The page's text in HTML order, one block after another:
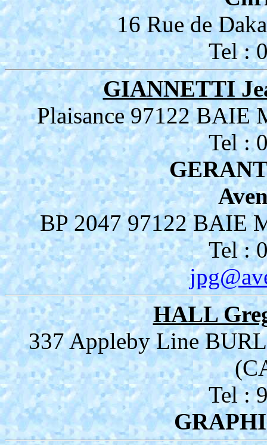
16 Rue de
Tel :
GIANNETTI
Plaisance 97122
Tel :
BP 2047 97122 BAIE
Tel :
HALL
337 Appleby Line
Tel :